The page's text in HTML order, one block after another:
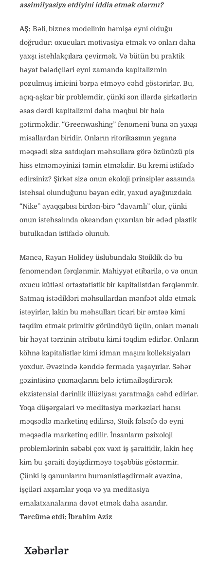
assimilyasiya etdiyini iddia etmək olarmı?
AŞ: Bəli, biznes modelinin həmişə eyni olduğu
doğrudur: oxucuları motivasiya etmək və onları daha
yaxşı istehlakçılara çevirmək. Və bütün bu praktik
həyat bələdçiləri eyni zamanda kapitalizmin
pozulmuş imicini bərpa etməyə cəhd göstərirlər. Bu,
açıq-aşkar bir problemdir, çünki son illərdə şirkətlərin
əsas dərdi kapitalizmi daha məqbul bir hala
gətirməkdir. “Greenwashing” fenomeni buna ən yaxşı
misallardan biridir. Onların ritorikasının yeganə
məqsədi sizə satdıqları məhsullara görə özünüzü pis
hiss etməməyinizi təmin etməkdir. Bu kremi istifadə
edirsiniz? Şirkət sizə onun ekoloji prinsiplər əsasında
istehsal olunduğunu bəyan edir, yaxud ayağınızdakı
“Nike” ayaqqabısı birdən-birə “davamlı” olur, çünki
onun istehsalında okeandan çıxarılan bir ədəd plastik
butulkadan istifadə olunub.
Məncə, Rayan Holidey üslubundakı Stoiklik də bu
fenomendən fərqlənmir. Mahiyyət etibarilə, o və onun
oxucu kütləsi ortastatistik bir kapitalistdən fərqlənmir.
Satmaq istədikləri məhsullardan mənfəət əldə etmək
istəyirlər, lakin bu məhsulları ticari bir əmtəə kimi
təqdim etmək primitiv göründüyü üçün, onları mənalı
bir həyat tərzinin atributu kimi təqdim edirlər. Onların
köhnə kapitalistlər kimi idman maşını kolleksiyaları
yoxdur. Əvəzində kənddə fermada yaşayırlar. Səhər
gəzintisinə çıxmaqlarını belə ictimailəşdirərək
ekzistensial dərinlik illüziyası yaratmağa cəhd edirlər.
Yoqa düşərgələri və meditasiya mərkəzləri hansı
məqsədlə marketinq edilirsə, Stoik fəlsəfə də eyni
məqsədlə marketinq edilir. İnsanların psixoloji
problemlərinin səbəbi çox vaxt iş şəraitidir, lakin heç
kim bu şəraiti dəyişdirməyə təşəbbüs göstərmir.
Çünki iş qanunlarını humanistləşdirmək əvəzinə,
işçiləri axşamlar yoqa və ya meditasiya
emalatxanalarına dəvət etmək daha asandır.
Tərcümə etdi: İbrahim Aziz
Xəbərlər